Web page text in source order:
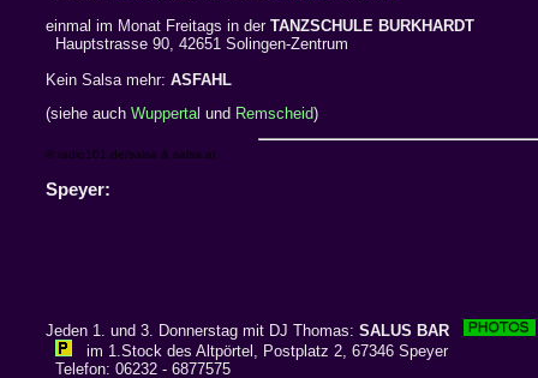
einmal im Monat Freitags in der TANZSCHULE BURKHARDT
Hauptstrasse 90, 42651 Solingen-Zentrum
Kein Salsa mehr: ASFAHL
(siehe auch Wuppertal und Remscheid)
© radio101.de/salsa & salsa.at
Speyer:
Jeden 1. und 3. Donnerstag mit DJ Thomas: SALUS BAR
im 1.Stock des Altpörtel, Postplatz 2, 67346 Speyer
Telefon: 06232 - 6877575